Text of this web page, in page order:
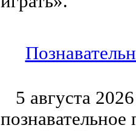
5 августа